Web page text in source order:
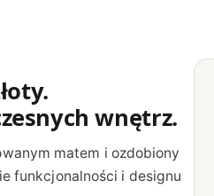
wnętrz.
matem i ozdobiony
funkcjonalności i designu